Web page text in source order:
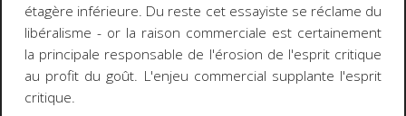
étagère inférieure. Du reste cet essayiste se réclame du
libéralisme - or la raison commerciale est certainement
la principale responsable de l'érosion de l'esprit critique
au profit du goût. L'enjeu commercial supplante l'esprit
critique.